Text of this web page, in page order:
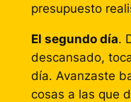
presupuesto
El segundo día.
descansado,
día. Avanzaste
cosas a las que